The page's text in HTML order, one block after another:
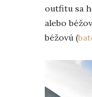
outfitu sa
alebo
béžovú (